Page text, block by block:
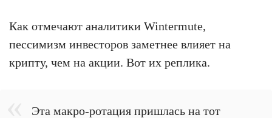
Как отмечают аналитики Wintermute,
пессимизм инвесторов заметнее влияет на
крипту, чем на акции. Вот их реплика.
Эта макро-ротация пришлась на тот